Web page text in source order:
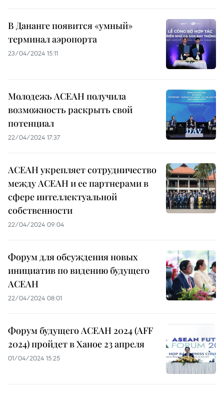
В Дананге появится «умный»
терминал аэропорта
23/04/2024 15:11
Молодежь АСЕАН получила
возможность раскрыть свой
потенциал
22/04/2024 17:37
АСЕАН укрепляет сотрудничество
между АСЕАН и ее партнерами в
сфере интеллектуальной
собственности
22/04/2024 09:04
Форум для обсуждения новых
инициатив по видению будущего
АСЕАН
22/04/2024 08:01
Форум будущего АСЕАН 2024 (AFF
2024) пройдет в Ханое 23 апреля
01/04/2024 15:25